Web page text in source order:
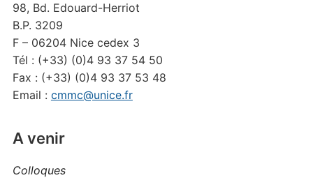
98, Bd. Edouard-Herriot
B.P. 3209
F – 06204 Nice cedex 3
Tél : (+33) (0)4 93 37 54 50
Fax : (+33) (0)4 93 37 53 48
Email : cmmc@unice.fr
A venir
Colloques